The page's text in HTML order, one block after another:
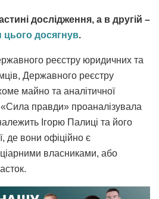
дослідження, а в другій –
цього досягнув.
реєстру юридичних та
Державного реєстру
майно та аналітичної
«Сила правди» проаналізувала
Ігорю Палиці та його
де вони офіційно є
власниками, або